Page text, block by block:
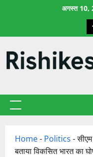
अगस्त 10,
प्राथमिक
Home- Politics -
बताया विकसित भारत का